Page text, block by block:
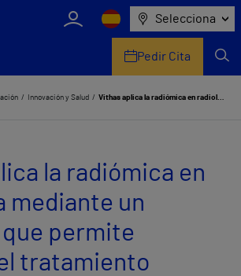
Selecciona
Pedir Cita
Innovación y Salud Vithas aplica la radiómica en radiología mediante un software que permite precisar el tratamiento oncológico
la radiómica en
mediante un
permite
tratamiento